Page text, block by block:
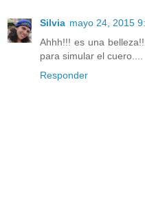
Silvia mayo 24, 2015
Ahhh!!! es una
para simular el cuero....
Responder